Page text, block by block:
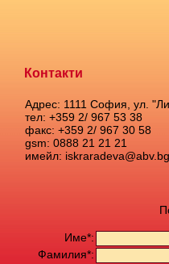
Контакти
Адрес: 1111 София, ул.
тел: +359 2/ 967 53 38
факс: +359 2/ 967 30 58
gsm: 0888 21 21 21
имейл: iskraradeva@abv.bg
Име*:
Фамилия*: